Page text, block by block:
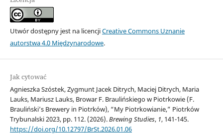
Utwór dostępny jest na licencjiCreative Commons Uznanie
autorstwa 4.0 Międzynarodowe.
Jak cytować
Agnieszka Szóstek, Zygmunt Jacek Ditrych, Maciej Ditrych, Maria
Lauks, Mariusz Lauks, Browar F. Braulińskiego w Piotrkowie (F.
Brauliński’s Brewery in Piotrków), “My Piotrkowianie,” Piotrków
Trybunalski 2023, pp. 112. (2026).Brewing Studies, 1, 141-145.
https://doi.org/10.12797/BrSt.2026.01.06